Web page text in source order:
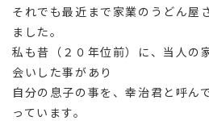
それでも最近まで家業のうどん屋
ました。
私も昔（２０年位前）に、当人の
会いした事があり
自分の息子の事を、幸治君と呼ん
っています。